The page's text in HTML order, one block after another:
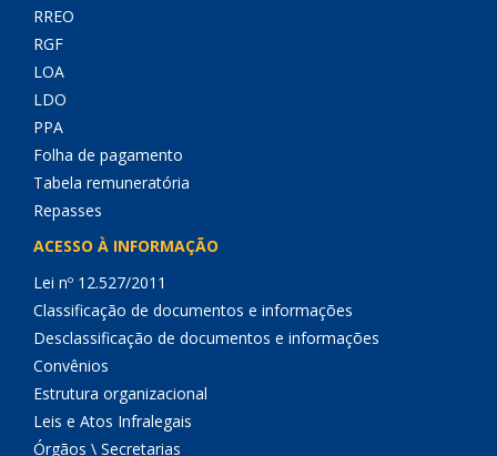
RREO
RGF
LOA
LDO
PPA
Folha de pagamento
Tabela remuneratória
Repasses
ACESSO À INFORMAÇÃO
Lei nº 12.527/2011
Classificação de documentos e informações
Desclassificação de documentos e informações
Convênios
Estrutura organizacional
Leis e Atos Infralegais
Órgãos \ Secretarias